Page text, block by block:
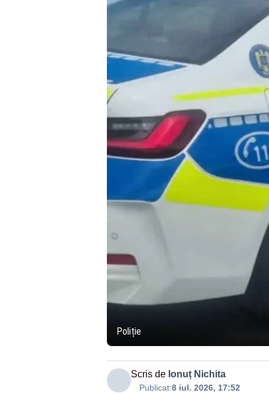
Poliție
Scris de Ionuț Nichita
Publicat:8 iul. 2026, 17:52